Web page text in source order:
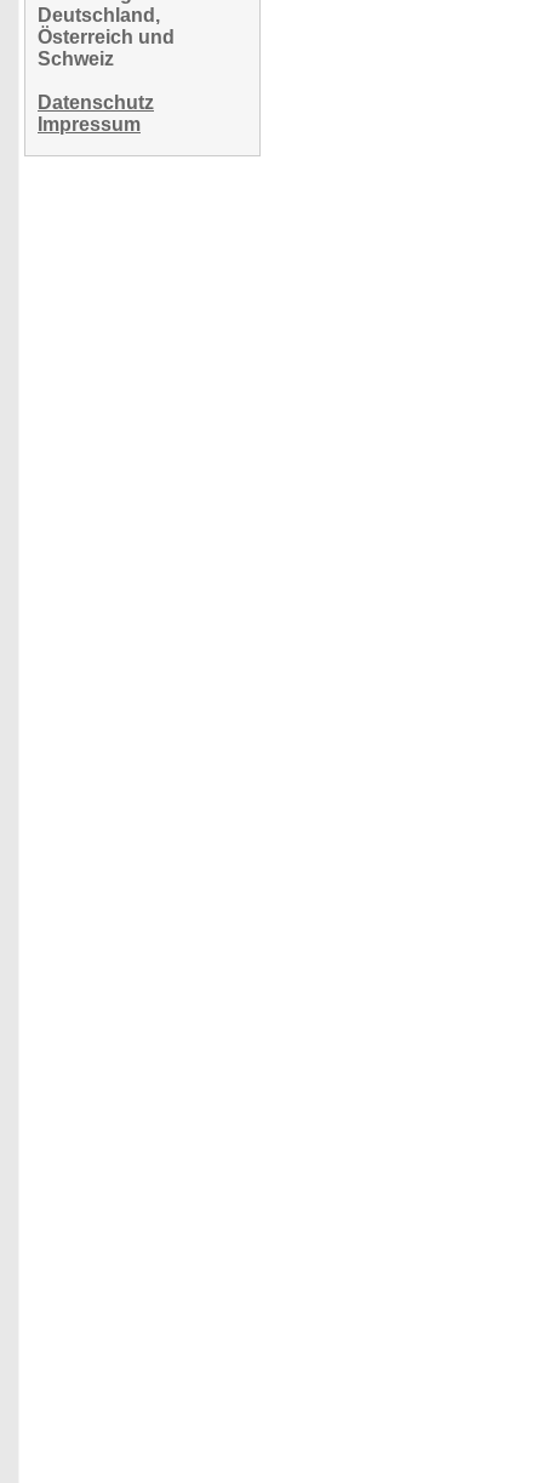
Deutschland,
Österreich und
Schweiz
Datenschutz
Impressum